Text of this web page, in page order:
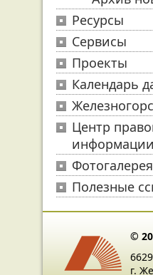
Ресурсы
Сервисы
Проекты
Календарь
Центр
информации
Фотогалерея
Полезные
©
г.